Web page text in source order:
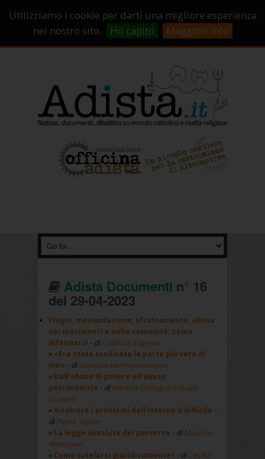
Utilizziamo i cookie per darti una migliore esperienza
nel nostro sito.
Ho capito Maggiori info
Campagne di crowdfunding
Chi Siamo
Adista Documenti n° 16
del 29-04-2023
Plagio, manipolazione, sfruttamento, abuso
nei movimenti e nelle comunità: come
difendersi - diLudovica Eugenio
«Era stata sradicata la parte più vera di
me» - diMonique van Heynsbergen
Dall'abuso di potere all'abuso
patrimoniale - diMartina Castagna e Guido
Licastro
Risolvere i problemi dall'interno è difficile -
diPierre Vignon
La legge assoluta del perverso - diMaurizio
Montanari
Come tutelarsi giuridicamente? - di Cecilia